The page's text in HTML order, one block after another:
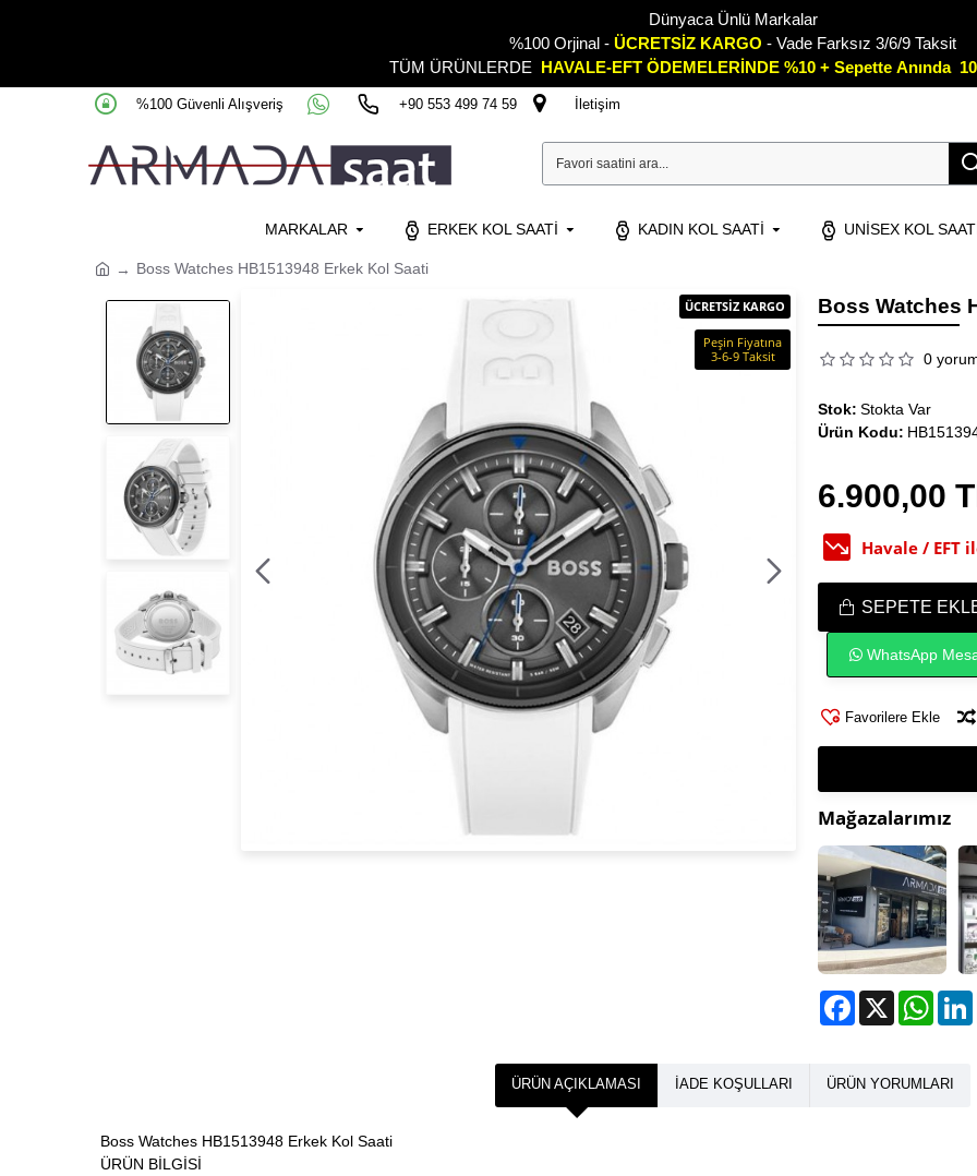
Dünyaca Ünlü Markalar
%100 Orjinal - ÜCRETSİZ KARGO - Vade Farksız 3/6/9 Taksit
TÜM ÜRÜNLERDE HAVALE-EFT ÖDEMELERİNDE %10 + Sepette Anında
%100 Güvenli Alışveriş +90 553 499 74 59 İletişim
MARKALAR ERKEK KOL SAATI KADIN KOL SAATI UNISEX KOL
Boss Watches HB1513948 Erkek Kol Saati
ÜCRETSİZ KARGO
Peşin Fiyatına
3-6-9 Taksit
Boss Watches
0
6.900,00
Havale / EFT
Stok: Stokta Var
Ürün Kodu:
SEPETE
WhatsApp
Favorilere Ekle
Mağazalarımız
Facebook
X
ÜRÜN AÇIKLAMASI İADE KOŞULLARI ÜRÜN YORUMLARI
Boss Watches HB1513948 Erkek Kol Saati
ÜRÜN BİLGİSİ